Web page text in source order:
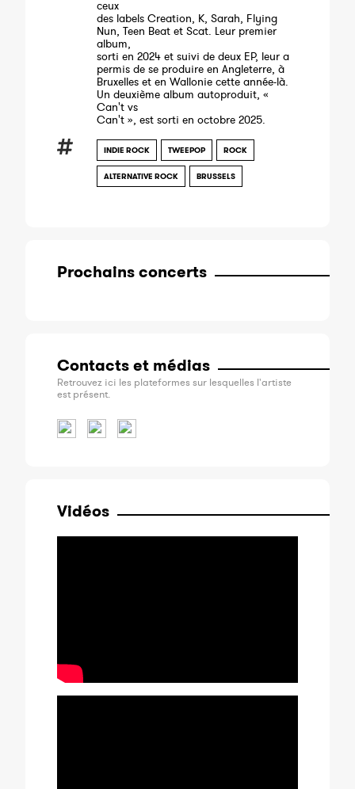
ceux
des labels Creation, K, Sarah, Flying
Nun, Teen Beat et Scat. Leur premier
album,
sorti en 2024 et suivi de deux EP, leur a
permis de se produire en Angleterre, à
Bruxelles et en Wallonie cette année-là.
Un deuxième album autoproduit, «
Can't vs
Can't », est sorti en octobre 2025.
INDIE ROCK TWEEPOP ROCK
ALTERNATIVE ROCK BRUSSELS
Prochains concerts
Contacts et médias
Retrouvez ici les plateformes sur lesquelles l'artiste
est présent.
Vidéos